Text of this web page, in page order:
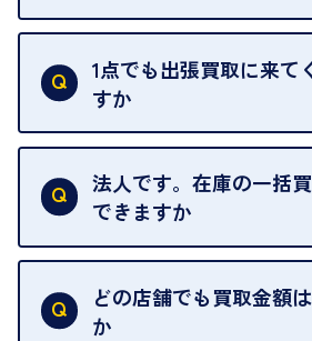
ご訪問可能時間は、10時から
ただし、お品物の種類や量によ
ただくことがあります。
1点でも出張買取に来て
すか
はい。1点でもお伺いします。
法人です。在庫の一括
できますか
はい。喜んで承ります。出張
い。
ご指定の場所にお伺いします。
どの店舗でも買取金額
か